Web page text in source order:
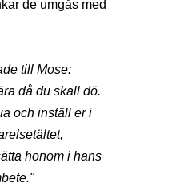
de umgås med
till Mose:
då du skall dö.
och inställ er i
honom i hans